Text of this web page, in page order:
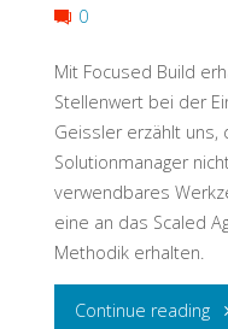
0
Mit Focused Build
Stellenwert bei der
Geissler erzählt uns,
Solutionmanager
verwendbares
eine an das Scaled
Methodik erhalten.
Continue reading